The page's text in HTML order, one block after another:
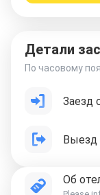
Детали
По часовому
Заезд
Выезд
Об